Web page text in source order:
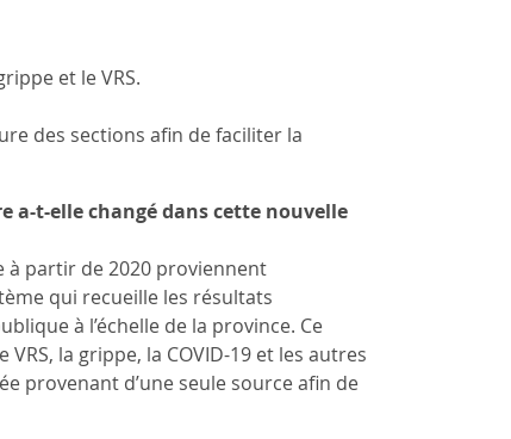
et le VRS.
des sections afin de faciliter la
a-t-elle changé dans cette nouvelle
à partir de 2020 proviennent
qui recueille les résultats
à l’échelle de la province. Ce
la grippe, la COVID-19 et les autres
provenant d’une seule source afin de